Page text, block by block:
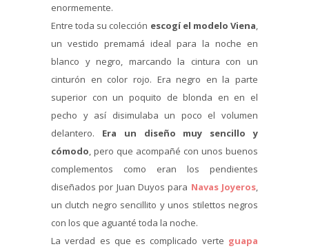
enormemente.
Entre toda su colección escogí el modelo Viena,
un vestido premamá ideal para la noche en
blanco y negro, marcando la cintura con un
cinturón en color rojo. Era negro en la parte
superior con un poquito de blonda en en el
pecho y así disimulaba un poco el volumen
delantero. Era un diseño muy sencillo y
cómodo, pero que acompañé con unos buenos
complementos como eran los pendientes
diseñados por Juan Duyos para Navas Joyeros,
un clutch negro sencillito y unos stilettos negros
con los que aguanté toda la noche.
La verdad es que es complicado verte guapa